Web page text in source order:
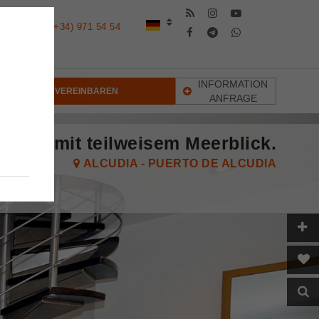
(+34) 971 54 54
TERMIN VEREINBAREN
INFORMATION
ANFRAGE
mit teilweisem Meerblick.
ALCUDIA - PUERTO DE ALCUDIA